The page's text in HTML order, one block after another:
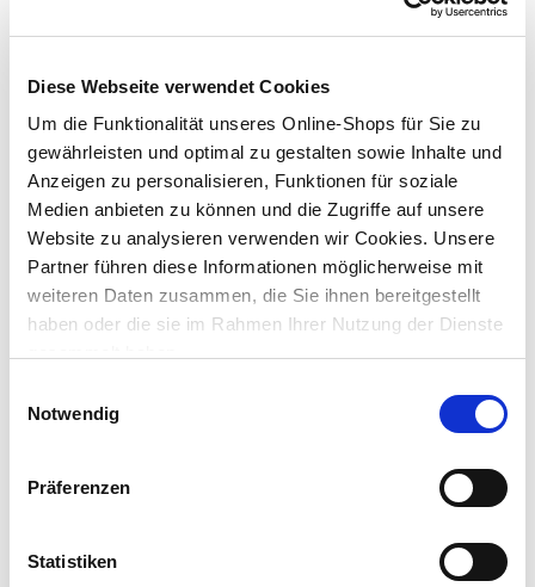
Diese Webseite verwendet Cookies
Um die Funktionalität unseres Online-Shops für Sie zu
gewährleisten und optimal zu gestalten sowie Inhalte und
Anzeigen zu personalisieren, Funktionen für soziale
Medien anbieten zu können und die Zugriffe auf unsere
Website zu analysieren verwenden wir Cookies. Unsere
Partner führen diese Informationen möglicherweise mit
weiteren Daten zusammen, die Sie ihnen bereitgestellt
haben oder die sie im Rahmen Ihrer Nutzung der Dienste
Notwendig
Präferenzen
Statistiken
Verfügbarkeit in deinem Markt.
Dieser Artikel kann über Abholung im Markt nicht
reserviert werden
Menge
In den Warenkorb
Die solarbetriebene LED-Stabbleuchtung setzt mit ihren 90
Pflanzkübel besonders in Szene.